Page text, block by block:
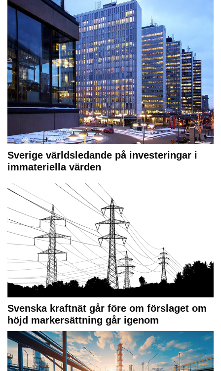
Sverige världsledande på investeringar i
immateriella värden
Svenska kraftnät går före om förslaget om
höjd markersättning går igenom